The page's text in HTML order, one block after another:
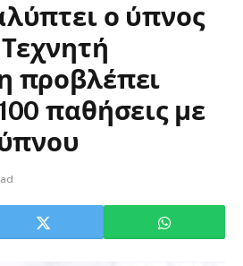
ο ύπνος
προβλέπει
παθήσεις με